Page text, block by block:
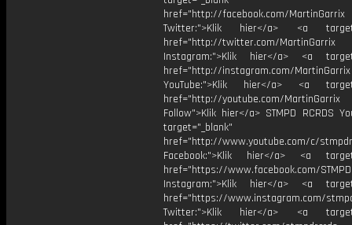
href="http://facebook.com/MartinGarrix
Twitter:">Klik hier</a> <a
href="http://twitter.com/MartinGarrix
Instagram:">Klik hier</a> <a
href="http://instagram.com/MartinGarrix
YouTube:">Klik hier</a> <a
href="http://youtube.com/MartinGarrix
Follow">Klik hier</a> STMPD RCRDS
target="_blank"
href="http://www.youtube.com/c/
Facebook:">Klik hier</a> <a
href="https://www.facebook.com/
Instagram:">Klik hier</a> <a
href="https://www.instagram.com/
Twitter:">Klik hier</a> <a